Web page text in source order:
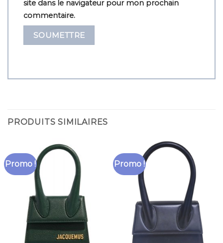
site dans le navigateur pour mon prochain
commentaire.
PRODUITS SIMILAIRES
Promo ! Promo !